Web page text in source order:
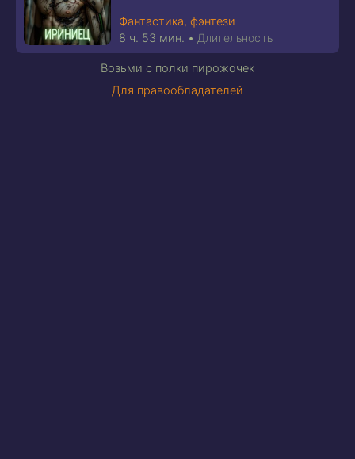
Фантастика, фэнтези
8 ч. 53 мин. • Длительность
Возьми с полки пирожочек
Для правообладателей